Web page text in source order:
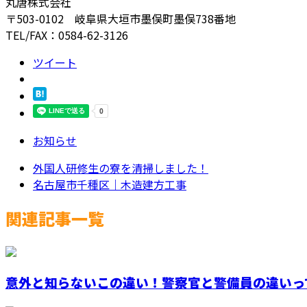
〒503-0102 岐阜県大垣市墨俣町墨俣738番地
TEL/FAX：0584-62-3126
ツイート
お知らせ
外国人研修生の寮を清掃しました！
名古屋市千種区｜木造建方工事
関連記事一覧
意外と知らないこの違い！警察官と警備員の違い